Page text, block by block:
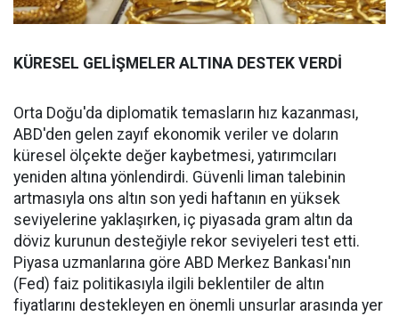
KÜRESEL GELİŞMELER ALTINA DESTEK VERDİ
Orta Doğu'da diplomatik temasların hız kazanması,
ABD'den gelen zayıf ekonomik veriler ve doların
küresel ölçekte değer kaybetmesi, yatırımcıları
yeniden altına yönlendirdi. Güvenli liman talebinin
artmasıyla ons altın son yedi haftanın en yüksek
seviyelerine yaklaşırken, iç piyasada gram altın da
döviz kurunun desteğiyle rekor seviyeleri test etti.
Piyasa uzmanlarına göre ABD Merkez Bankası'nın
(Fed) faiz politikasıyla ilgili beklentiler de altın
fiyatlarını destekleyen en önemli unsurlar arasında yer